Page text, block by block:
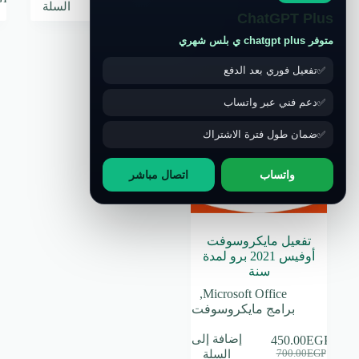
السلة
تخفيض
تفعيل مايكروسوفت
أوفيس 2021 برو لمدة
سنة
Microsoft Office
,
برامج مايكروسوفت
700.00EGP السعر
450.00EGP
السعر
إضافة إلى
السلة
ChatGPT Plus
متوفر chatgpt plus ي بلس شهري
تفعيل فوري بعد الدفع
دعم فني عبر واتساب
ضمان طول فترة الاشتراك
واتساب اتصال مباشر